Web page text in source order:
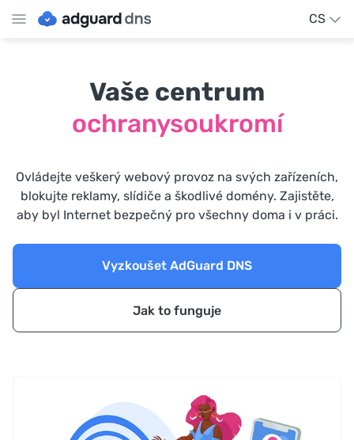
CS
Vaše centrum
ochranysoukromí
Ovládejte veškerý webový provoz na svých zařízeních,
blokujte reklamy, slídiče a škodlivé domény. Zajistěte,
aby byl Internet bezpečný pro všechny doma i v práci.
Vyzkoušet AdGuard DNS
Jak to funguje